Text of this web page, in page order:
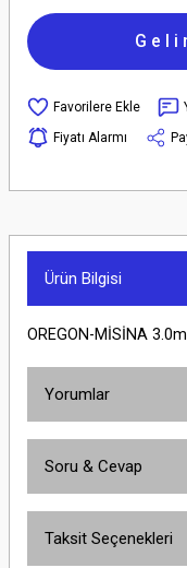
Fiyatı Alarmı
Ürün Bilgisi
OREGON-MİSİNA
Yorumlar
Soru & Cevap
Taksit Seçenekleri